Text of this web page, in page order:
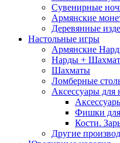
Сувенирные
Армянские
Деревянные
Настольные игры
Армянские
Нарды +
Шахматы
Ломберные
Аксессуары для
Фишки
Кости.
Другие